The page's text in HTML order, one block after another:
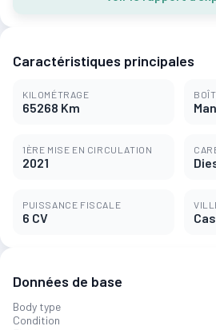
Caractéristiques principales
KILOMÉTRAGE
65268 Km
1ÈRE MISE EN CIRCULATION
2021
PUISSANCE FISCALE
6 CV
Données de base
Body type
Condition